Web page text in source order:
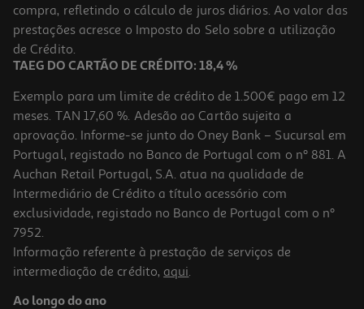
2.19 €/un
2,19 €
Caixa Com 12 Marcadores De Colorir Maxi Auchan
3.99 €/un
compra, refletindo o cálculo de juros diários. Ao valor das
prestações acresce o Imposto do Selo sobre a utilização
de Crédito.
TAEG DO CARTÃO DE CRÉDITO: 18,4 %
Exemplo para um limite de crédito de 1.500€ pago em 12
meses. TAN 17,60 %. Adesão ao Cartão sujeita a
aprovação. Informe-se junto do Oney Bank – Sucursal em
Portugal, registado no Banco de Portugal com o nº 881. A
Auchan Retail Portugal, S.A. atua na qualidade de
Intermediário de Crédito a título acessório com
exclusividade, registado no Banco de Portugal com o nº
7952.
Informação referente à prestação de serviços de
intermediação de crédito, aqui.
Ao longo do ano